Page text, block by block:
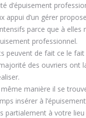
d’épuisement
appui d’un gérer
parce que à elles
professionnel.
peuvent de fait ce le fait
des ouvriers ont
manière il se
insérer à
partialement à votre lieu